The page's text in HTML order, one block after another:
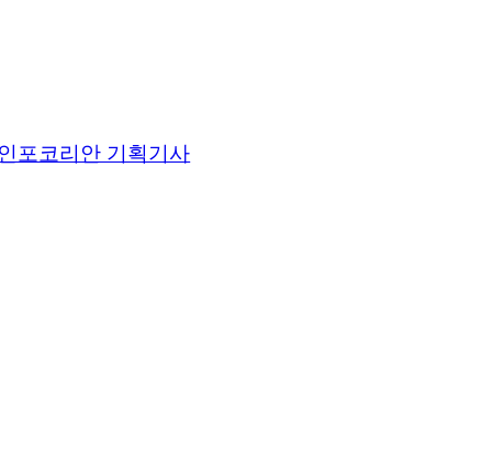
포코리안 기획기사